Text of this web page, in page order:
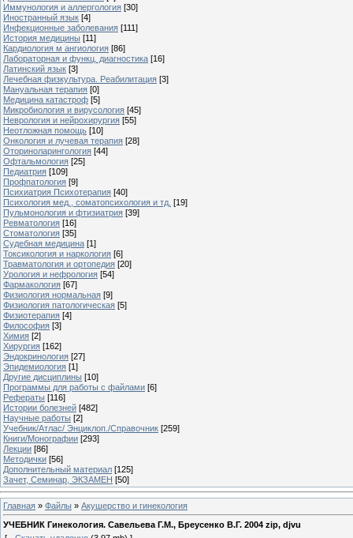
Иммунология и аллергология [30]
Иностранный язык [4]
Инфекционные заболевания [111]
История медицины [11]
Кардиология м ангиология [86]
Лабораторная и функц. диагностика [16]
Латинский язык [3]
Лечебная физкультура. Реабилитация [3]
Мануальная терапия [0]
Медицина катастроф [5]
Микробиология и вирусология [45]
Неврология и нейрохирургия [55]
Неотложная помощь [10]
Онкология и лучевая терапия [28]
Оториноларингология [44]
Офтальмология [25]
Педиатрия [109]
Профпатология [9]
Психиатрия Психотерапия [40]
Психология мед., соматопсихология и тд. [19]
Пульмонология и фтизиатрия [39]
Ревматология [16]
Стоматология [35]
Судебная медицина [1]
Токсикология и наркология [6]
Травматология и ортопедия [20]
Урология и нефрология [54]
Фармакология [67]
Физиология нормальная [9]
Физиология патологическая [5]
Физиотерапия [4]
Философия [3]
Химия [2]
Хирургия [162]
Эндокринология [27]
Эпидемиология [1]
Другие дисциплины [10]
Программы для работы с файлами [6]
Рефераты [116]
Истории болезней [482]
Научные работы [2]
Учебник/Атлас/ Энциклоп./Справочник [259]
Книги/Монографии [293]
Лекции [86]
Методички [56]
Дополнительный материал [125]
Зачет, Семинар, ЭКЗАМЕН [50]
Главная » Файлы » Акушерство и гинекология
УЧЕБНИК Гинекология. Савельева Г.М., Бреусенко В.Г. 2004 zip, djvu